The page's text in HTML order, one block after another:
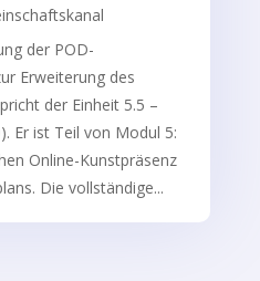
der POD-
Erweiterung des
der Einheit 5.5 –
Er ist Teil von Modul 5:
Online-Kunstpräsenz
Die vollständige...